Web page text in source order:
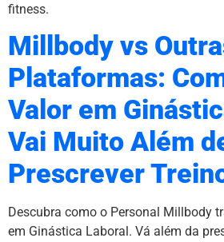
fitness.
Millbody vs
Plataformas:
Valor em
Vai Muito Além
Prescrever
Descubra como o Personal Millbody
em Ginástica Laboral. Vá além da